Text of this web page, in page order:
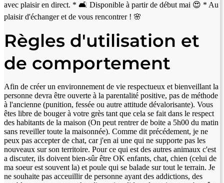
avec plaisir en direct. * 🛋 Disponible à partir de début mai 😍 * Au
plaisir d'échanger et de vous rencontrer ! 🌸
Règles d'utilisation et
de comportement
Afin de créer un environnement de vie respectueux et bienveillant la
personne devra être ouverte à la parentalité positive, pas de méthode
à l'ancienne (punition, fessée ou autre attitude dévalorisante). Vous
êtes libre de bouger à votre grès tant que cela se fait dans le respect
des habitants de la maison (On peut rentrer de boite a 5h00 du matin
sans reveiller toute la maisonnée). Comme dit précédement, je ne
peux pas accepter de chat, car j'en ai une qui ne supporte pas les
nouveaux sur son territoire. Pour ce qui est des autres animaux c'est
a discuter, ils doivent bien-sûr être OK enfants, chat, chien (celui de
ma soeur est souvent la) et poule qui se balade sur tout le terrain. Je
ne souhaite pas acceuillir de personne ayant des addictions, des